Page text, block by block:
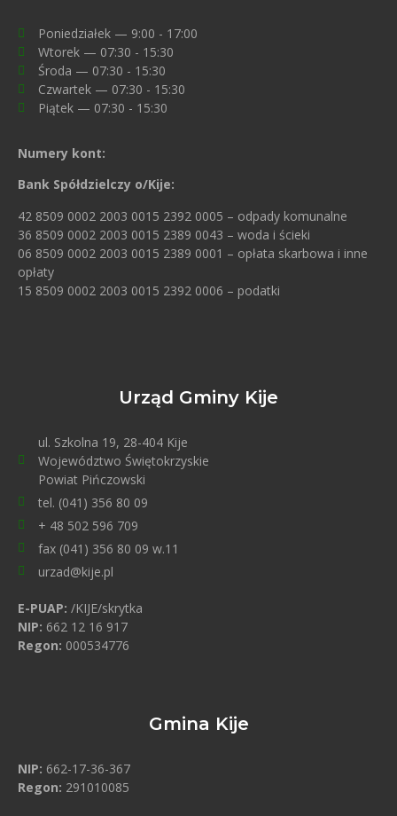
Poniedziałek — 9:00 - 17:00
Wtorek — 07:30 - 15:30
Środa — 07:30 - 15:30
Czwartek — 07:30 - 15:30
Piątek — 07:30 - 15:30
Numery kont:
Bank Spółdzielczy o/Kije:
42 8509 0002 2003 0015 2392 0005 – odpady komunalne
36 8509 0002 2003 0015 2389 0043 – woda i ścieki
06 8509 0002 2003 0015 2389 0001 – opłata skarbowa i inne
opłaty
15 8509 0002 2003 0015 2392 0006 – podatki
Urząd Gminy Kije
ul. Szkolna 19, 28-404 Kije
Województwo Świętokrzyskie
Powiat Pińczowski
tel. (041) 356 80 09
+ 48 502 596 709
fax (041) 356 80 09 w.11
urzad@kije.pl
E-PUAP: /KIJE/skrytka
NIP: 662 12 16 917
Regon: 000534776
Gmina Kije
NIP: 662-17-36-367
Regon: 291010085